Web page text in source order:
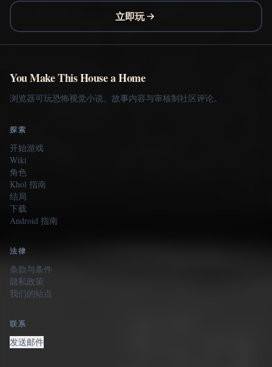
立即玩
You Make This House a Home
浏览器可玩恐怖视觉小说、故事内容与审核制社区评论。
探索
开始游戏
Wiki
角色
Khol 指南
结局
下载
Android 指南
法律
条款与条件
隐私政策
我们的站点
联系
发送邮件